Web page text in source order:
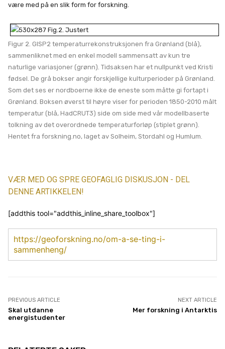
være med på en slik form for forskning.
Figur 2. GISP2 temperaturrekonstruksjonen fra Grønland (blå),
sammenliknet med en enkel modell sammensatt av kun tre
naturlige variasjoner (grønn). Tidsaksen har et nullpunkt ved Kristi
fødsel. De grå bokser angir forskjellige kulturperioder på Grønland.
Som det ses er nordboerne ikke de eneste som måtte gi fortapt i
Grønland. Boksen øverst til høyre viser for perioden 1850-2010 målt
temperatur (blå, HadCRUT3) side om side med vår modellbaserte
tolkning av det overordnede temperaturforløp (stiplet grønn).
Hentet fra forskning.no, laget av Solheim, Stordahl og Humlum.
VÆR MED OG SPRE GEOFAGLIG DISKUSJON - DEL
DENNE ARTIKKELEN!
[addthis tool="addthis_inline_share_toolbox"]
https://geoforskning.no/om-a-se-ting-i-
sammenheng/
PREVIOUS ARTICLE
Skal utdanne
energistudenter
NEXT ARTICLE
Mer forskning i Antarktis